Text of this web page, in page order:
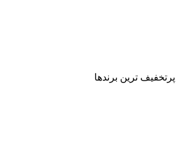
پرتخفیف ترین برندها